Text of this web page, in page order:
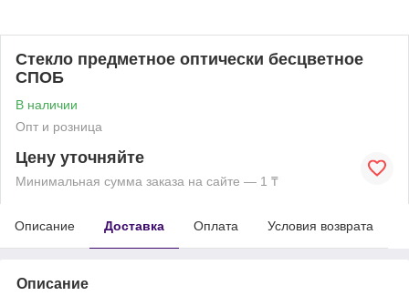
Стекло предметное оптически бесцветное
СПОБ
В наличии
Опт и розница
Цену уточняйте
Минимальная сумма заказа на сайте — 1 ₸
Описание Доставка Оплата Условия возврата
Описание